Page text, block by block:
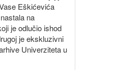
Eškićevića
na
je odlučio ishod
je ekskluzivni
Univerziteta u